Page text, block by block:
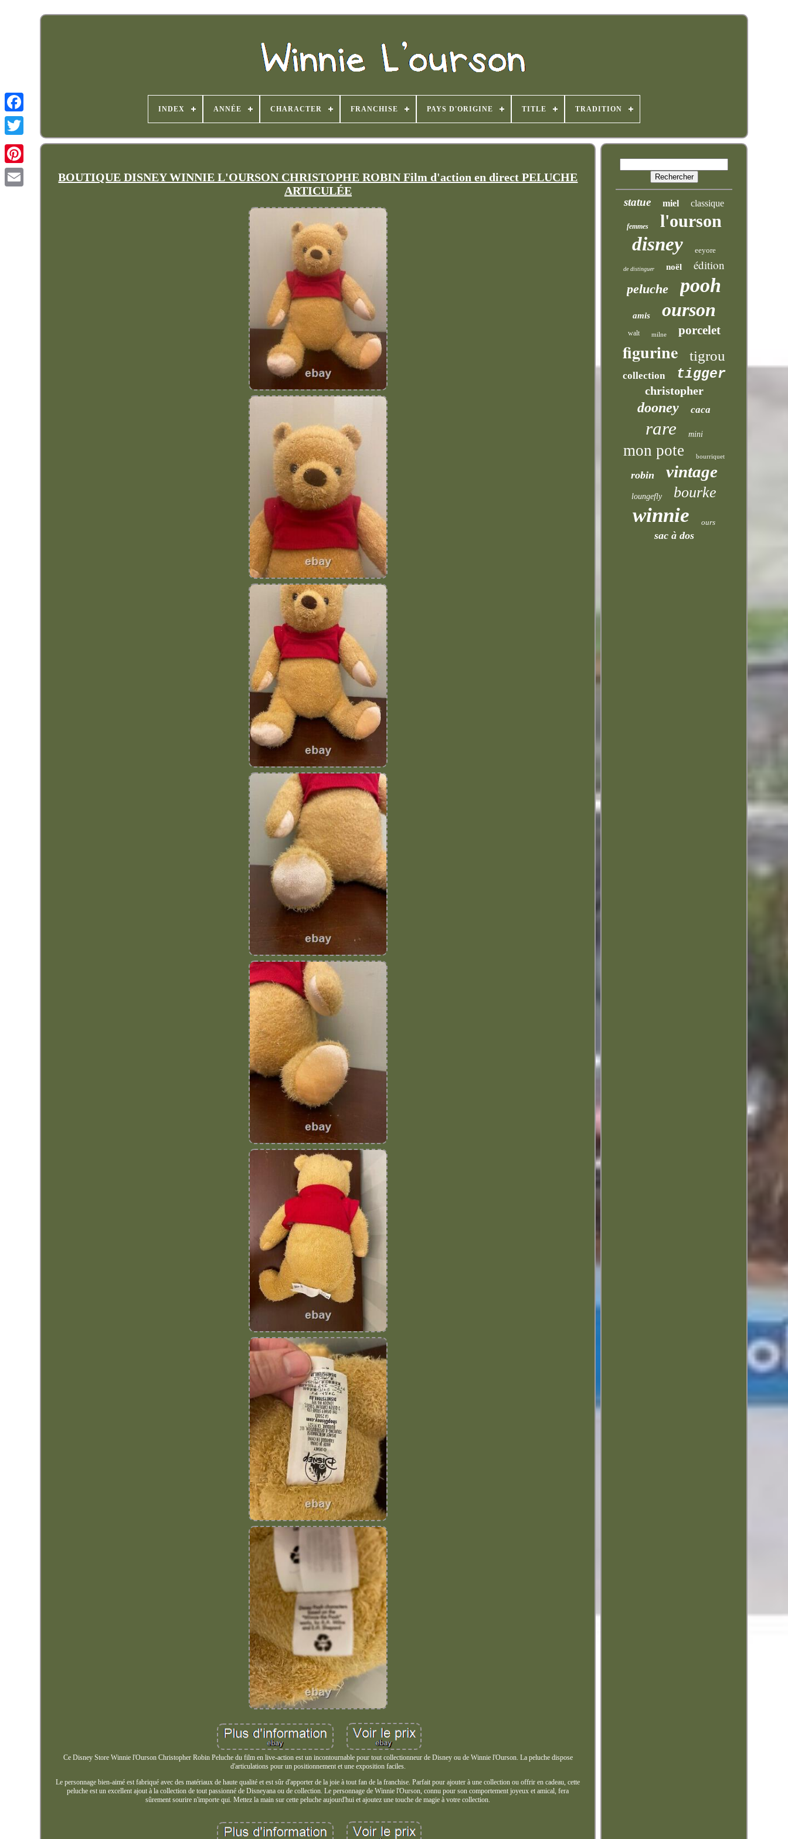
INDEX ANNÉE CHARACTER FRANCHISE PAYS D'ORIGINE TITLE TRADITION
BOUTIQUE DISNEY WINNIE L'OURSON CHRISTOPHE ROBIN Film d'action en direct PELUCHE
ARTICULÉE
Ce Disney Store Winnie l'Ourson Christopher Robin Peluche du film en live-action est un incontournable pour tout collectionneur de Disney ou de Winnie l'Ourson. La peluche dispose
d'articulations pour un positionnement et une exposition faciles.
Le personnage bien-aimé est fabriqué avec des matériaux de haute qualité et est sûr d'apporter de la joie à tout fan de la franchise. Parfait pour ajouter à une collection ou offrir en cadeau, cette
peluche est un excellent ajout à la collection de tout passionné de Disneyana ou de collection. Le personnage de Winnie l'Ourson, connu pour son comportement joyeux et amical, fera
sûrement sourire n'importe qui. Mettez la main sur cette peluche aujourd'hui et ajoutez une touche de magie à votre collection.
statue miel classique
femmes l'ourson
disney eeyore
de distinguer noël
édition
peluche
pooh
amis ourson
walt milne porcelet
figurine tigrou
collection tigger
christopher
dooney caca
rare mini
mon pote bourriquet
robin vintage
loungefly bourke
winnie ours
sac à dos